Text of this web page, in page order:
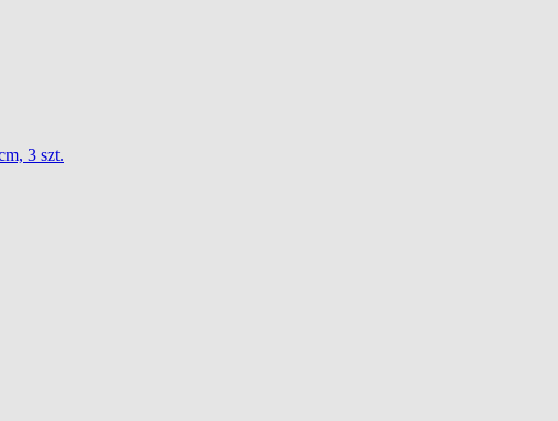
3 szt.